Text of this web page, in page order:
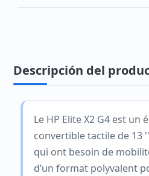
Descripción del
Le HP Elite X2 G4 est un
convertible tactile de 13
qui ont besoin de
d’un format polyvalent